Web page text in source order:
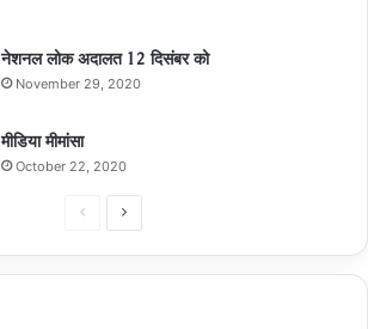
नेशनल लोक अदालत 12 दिसंबर को
November 29, 2020
मीडिया मीमांसा
October 22, 2020
PreviousNext